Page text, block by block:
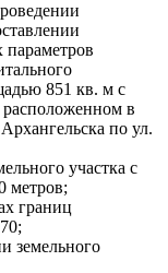
параметров
851 кв. м с
в
по ул.
участка с
метров;
границ
земельного